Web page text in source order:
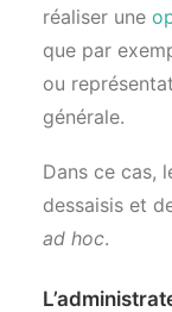
réaliser une
que par
ou
générale.
Dans ce cas,
dessaisis et
ad hoc.